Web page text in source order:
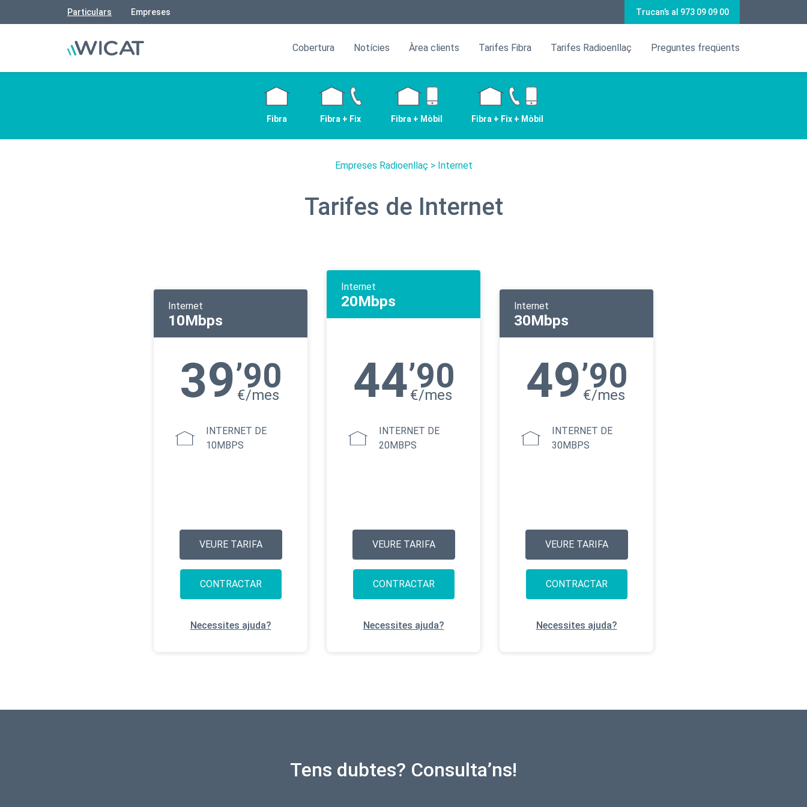
Particulars Empreses Trucan’s al 973 09 09 00
Cobertura Notícies Àrea clients Tarifes Fibra Tarifes Radioenllaç Preguntes freqüents
Fibra Fibra + Fix Fibra + Mòbil Fibra + Fix + Mòbil
Empreses Radioenllaç > Internet
Tarifes de Internet
Internet
10Mbps
39’90
€/mes
INTERNET DE
10MBPS
VEURE TARIFA
CONTRACTAR
Necessites ajuda?
Internet
20Mbps
44’90
€/mes
INTERNET DE
20MBPS
VEURE TARIFA
CONTRACTAR
Necessites ajuda?
Internet
30Mbps
49’90
€/mes
INTERNET DE
30MBPS
VEURE TARIFA
CONTRACTAR
Necessites ajuda?
Tens dubtes? Consulta’ns!